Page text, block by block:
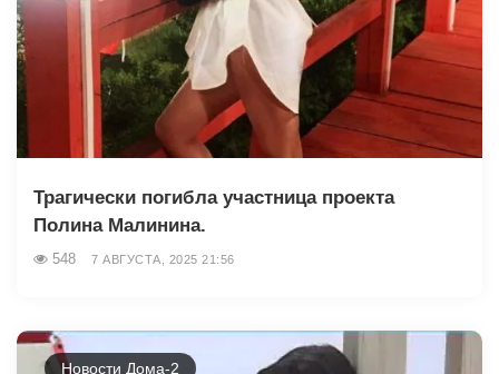
Трагически погибла участница проекта
Полина Малинина.
548 7 АВГУСТА, 2025 21:56
Новости Дома-2